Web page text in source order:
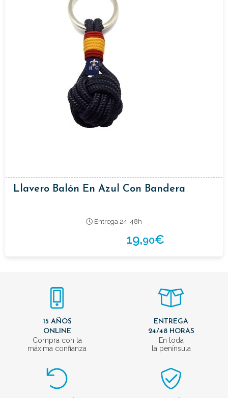
Llavero Balón En Azul Con Bandera
Entrega 24-48h
19,90€
15 AÑOS
ONLINE
Compra con la
máxima confianza
ENTREGA
24/48 HORAS
En toda
la península